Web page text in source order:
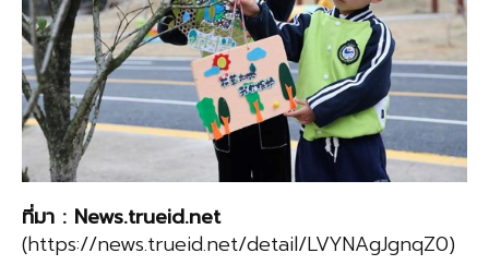
ที่มา : News.trueid.net
(https://news.trueid.net/detail/LVYNAgJgnqZ0)